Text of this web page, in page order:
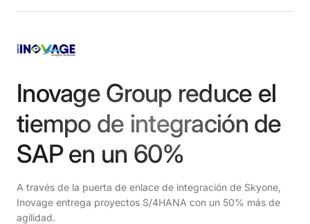
Inovage Group reduce el
tiempo de integración de
SAP en un 60%
A través de la puerta de enlace de integración de Skyone,
Inovage entrega proyectos S/4HANA con un 50% más de
agilidad.